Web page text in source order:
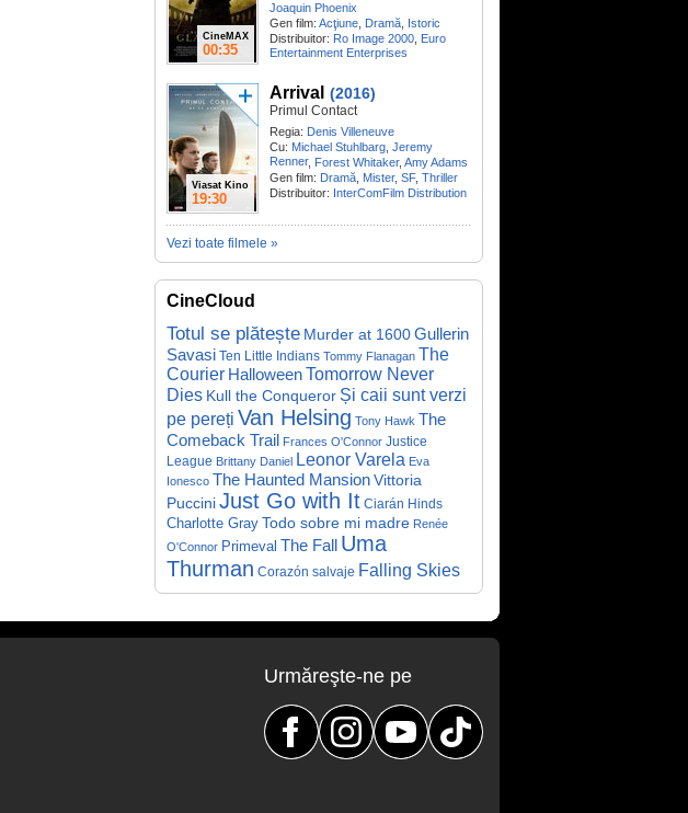
CineMAX
00:35
Joaquin Phoenix
Gen film: Acţiune Dramă Istoric
Distribuitor: Ro Image 2000 Euro
Entertainment Enterprises
Viasat Kino
19:30
Arrival (2016)
Primul Contact
Regia: Denis Villeneuve
Cu: Michael Stuhlbarg Jeremy
Renner, Forest Whitaker, Amy Adams
Gen film: Dramă Mister, SF, Thriller
Distribuitor: InterComFilm Distribution
Vezi toate filmele »
CineCloud
Totul se plătește Murder at 1600Gullerin
Savasi Ten Little Indians Tommy Flanagan The
Courier HalloweenTomorrow Never
Dies Kull the Conqueror Și caii sunt verzi
pe pereți Van Helsing Tony Hawk The
Comeback Trail Frances O'Connor Justice
League Brittany Daniel Leonor Varela Eva
Ionesco The Haunted MansionVittoria
PucciniJust Go with It Ciarán Hinds
Charlotte Gray Todo sobre mi madre Renée
O'Connor Primeval The Fall Uma
Thurman Corazón salvaje Falling Skies
Urmăreşte-ne pe